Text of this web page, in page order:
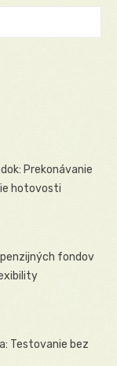
Prekonávanie
hotovosti
penzijných fondov
Testovanie bez